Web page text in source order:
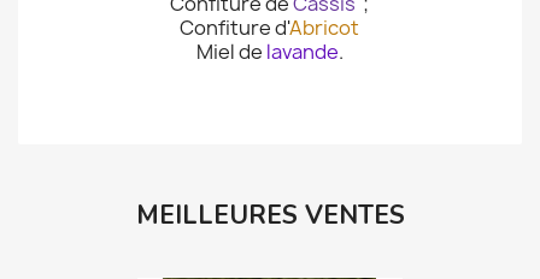
Confiture deFraise;
Confiture deFramboise
Confiture d'Abricot
Miel delavande.